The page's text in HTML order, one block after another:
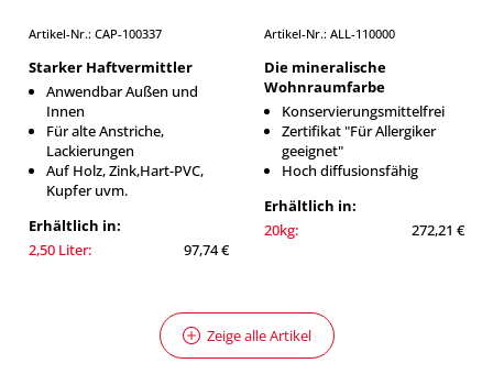
Artikel-Nr.: CAP-100337
Starker Haftvermittler
Anwendbar Außen und
Innen
Für alte Anstriche,
Lackierungen
Auf Holz, Zink,Hart-PVC,
Kupfer uvm.
Erhältlich in:
2,50 Liter:
97,74 €
Artikel-Nr.: ALL-110000
Die mineralische
Wohnraumfarbe
Konservierungsmittelfrei
Zertifikat "Für Allergiker
geeignet"
Hoch diffusionsfähig
Erhältlich in:
20kg:
272,21 €
Zeige alle Artikel